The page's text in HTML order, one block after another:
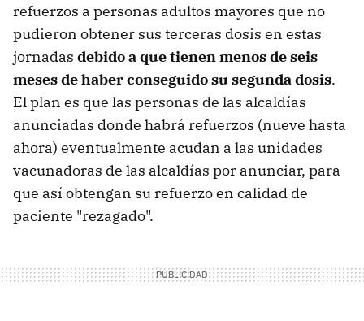
refuerzos a personas adultos mayores que no
pudieron obtener sus terceras dosis en estas
jornadas debido a que tienen menos de seis
meses de haber conseguido su segunda dosis.
El plan es que las personas de las alcaldías
anunciadas donde habrá refuerzos (nueve hasta
ahora) eventualmente acudan a las unidades
vacunadoras de las alcaldías por anunciar, para
que así obtengan su refuerzo en calidad de
paciente "rezagado".